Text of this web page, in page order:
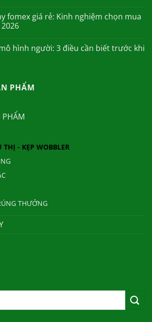
fomex giá rẻ: Kinh nghiệm chọn mua
hình người: 3 điều cần biết trước khi
PHẨM
PHẨM
THỊ - KẸP WOBBLER
THƯỞNG